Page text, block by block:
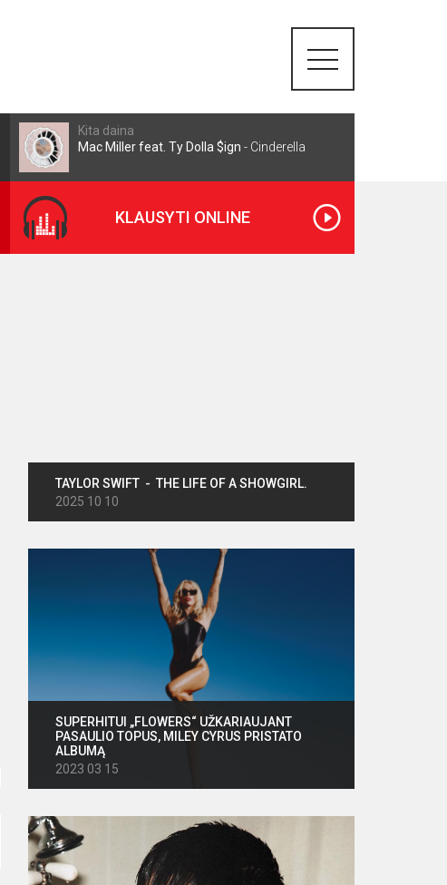
Kita daina
Mac Miller feat. Ty Dolla $ign - Cinderella
KLAUSYTI ONLINE
TAYLOR SWIFT - THE LIFE OF A SHOWGIRL.
2025 10 10
SUPERHITUI „FLOWERS“ UŽKARIAUJANT
PASAULIO TOPUS, MILEY CYRUS PRISTATO
ALBUMĄ
2023 03 15